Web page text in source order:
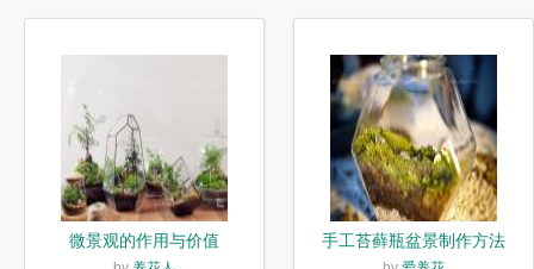
微景观的作用与价值 手工苔藓瓶盆景制作方法